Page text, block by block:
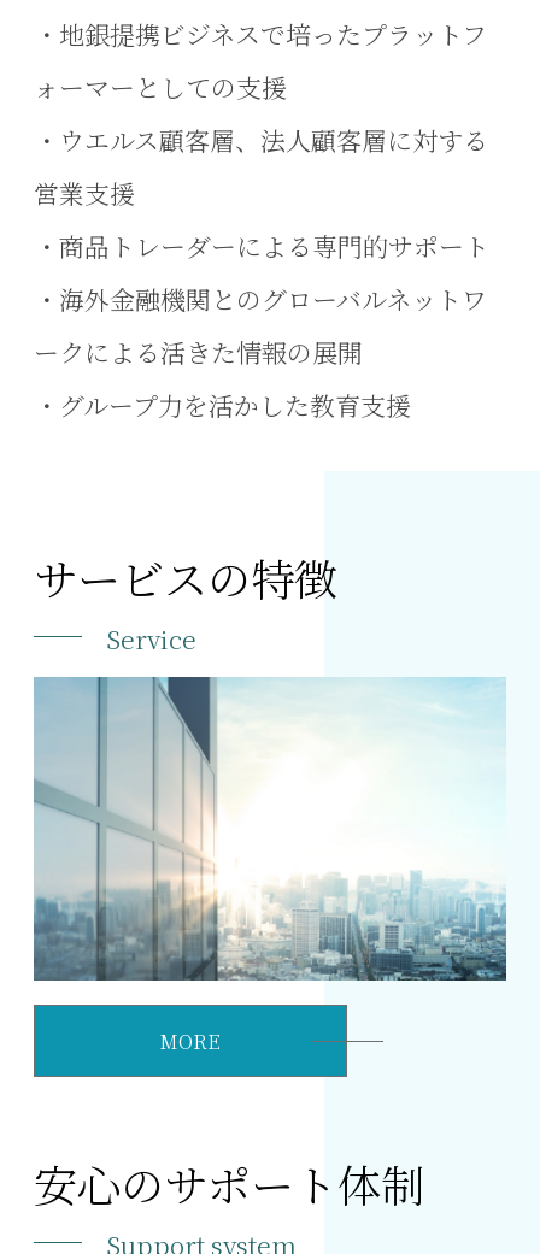
・地銀提携ビジネスで培ったプラットフ
ォーマーとしての支援
・ウエルス顧客層、法人顧客層に対する
営業支援
・商品トレーダーによる専門的サポート
・海外金融機関とのグローバルネットワ
ークによる活きた情報の展開
・グループ力を活かした教育支援
サービスの特徴
Service
MORE
安心のサポート体制
Support system